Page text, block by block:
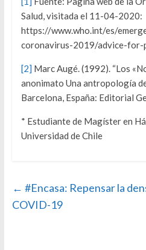
Salud, visitada el 11-04-2020:
https://www.who.int/es/
coronavirus-2019/advice-for-
[2] Marc Augé. (1992). “Los
anonimato Una antropología
Barcelona, España: Editorial
* Estudiante de Magíster en
Universidad de Chile
← #Encasa: Repensar la
COVID-19